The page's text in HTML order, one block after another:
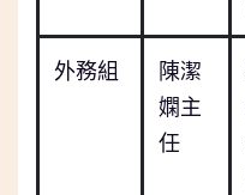
外務組
陳潔
嫻主
任